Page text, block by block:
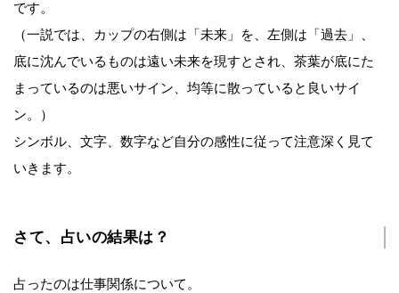
です。
（一説では、カップの右側は「未来」を、左側は「過去」、
底に沈んでいるものは遠い未来を現すとされ、茶葉が底にた
まっているのは悪いサイン、均等に散っていると良いサイ
ン。）
シンボル、文字、数字など自分の感性に従って注意深く見て
いきます。
さて、占いの結果は？
占ったのは仕事関係について。